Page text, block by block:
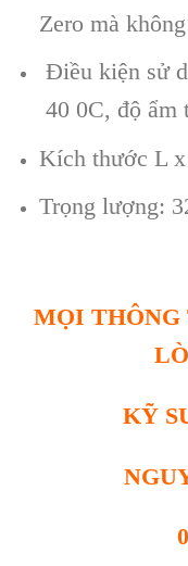
Zero mà
Điều kiện sử
40 0C, độ ẩm
Kích thước L
Trọng lượng:
MỌI
KỸ